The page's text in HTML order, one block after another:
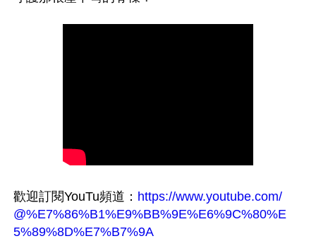
歡迎訂閱YouTu頻道： https://www.youtube.com/
@%E7%86%B1%E9%BB%9E%E6%9C%80%E
5%89%8D%E7%B7%9A